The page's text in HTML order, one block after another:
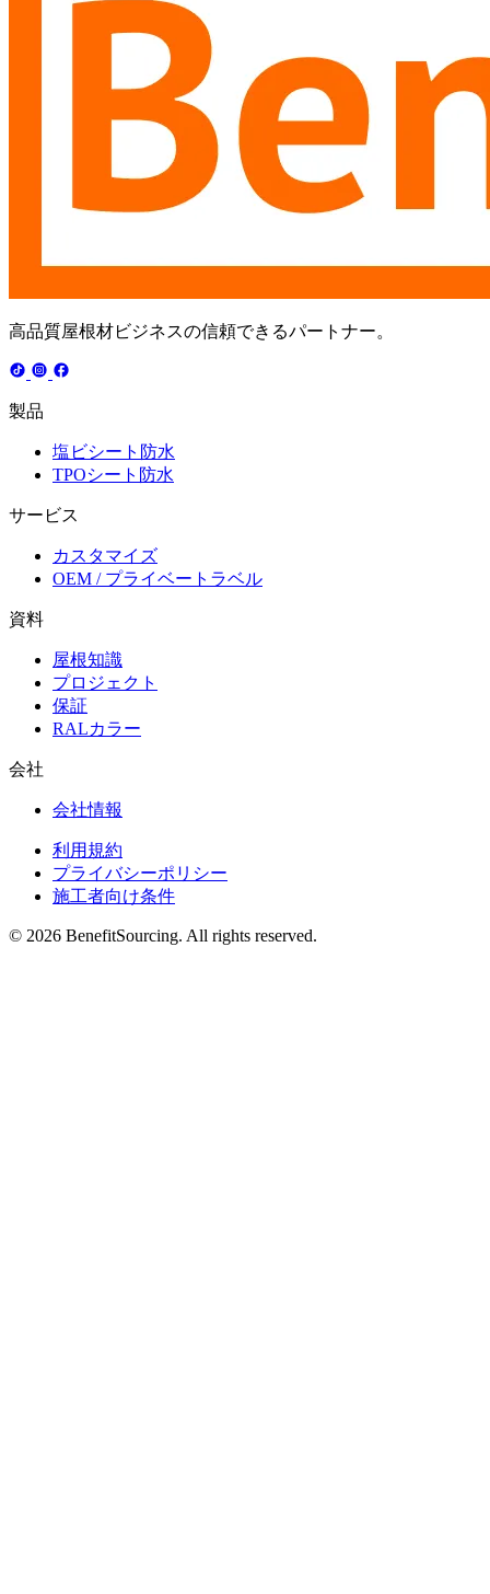
高品質屋根材ビジネスの信頼できるパートナー。
製品
塩ビシート防水
TPOシート防水
サービス
カスタマイズ
OEM / プライベートラベル
資料
屋根知識
プロジェクト
保証
RALカラー
会社
会社情報
利用規約
プライバシーポリシー
施工者向け条件
© 2026 BenefitSourcing. All rights reserved.